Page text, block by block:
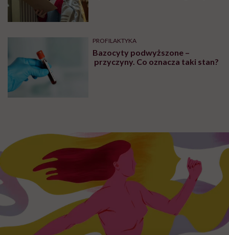
PROFILAKTYKA
Bazocyty podwyższone –
przyczyny. Co oznacza taki stan?